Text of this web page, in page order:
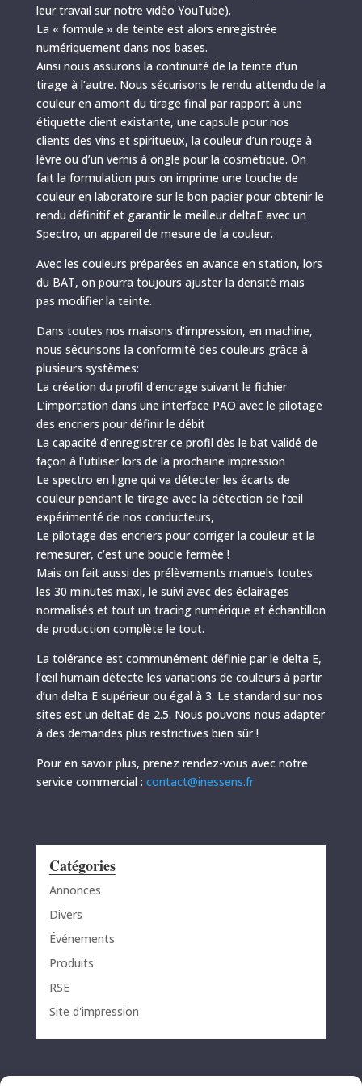
leur travail sur notre vidéo YouTube).
La « formule » de teinte est alors enregistrée
numériquement dans nos bases.
Ainsi nous assurons la continuité de la teinte d’un
tirage à l’autre. Nous sécurisons le rendu attendu de la
couleur en amont du tirage final par rapport à une
étiquette client existante, une capsule pour nos
clients des vins et spiritueux, la couleur d’un rouge à
lèvre ou d’un vernis à ongle pour la cosmétique. On
fait la formulation puis on imprime une touche de
couleur en laboratoire sur le bon papier pour obtenir le
rendu définitif et garantir le meilleur deltaE avec un
Spectro, un appareil de mesure de la couleur.
Avec les couleurs préparées en avance en station, lors
du BAT, on pourra toujours ajuster la densité mais
pas modifier la teinte.
Dans toutes nos maisons d’impression, en machine,
nous sécurisons la conformité des couleurs grâce à
plusieurs systèmes:
La création du profil d’encrage suivant le fichier
L’importation dans une interface PAO avec le pilotage
des encriers pour définir le débit
La capacité d’enregistrer ce profil dès le bat validé de
façon à l’utiliser lors de la prochaine impression
Le spectro en ligne qui va détecter les écarts de
couleur pendant le tirage avec la détection de l’œil
expérimenté de nos conducteurs,
Le pilotage des encriers pour corriger la couleur et la
remesurer, c’est une boucle fermée !
Mais on fait aussi des prélèvements manuels toutes
les 30 minutes maxi, le suivi avec des éclairages
normalisés et tout un tracing numérique et échantillon
de production complète le tout.
La tolérance est communément définie par le delta E,
l’œil humain détecte les variations de couleurs à partir
d’un delta E supérieur ou égal à 3. Le standard sur nos
sites est un deltaE de 2.5. Nous pouvons nous adapter
à des demandes plus restrictives bien sûr !
Pour en savoir plus, prenez rendez-vous avec notre
service commercial : contact@inessens.fr
Catégories
Annonces
Divers
Événements
Produits
RSE
Site d'impression